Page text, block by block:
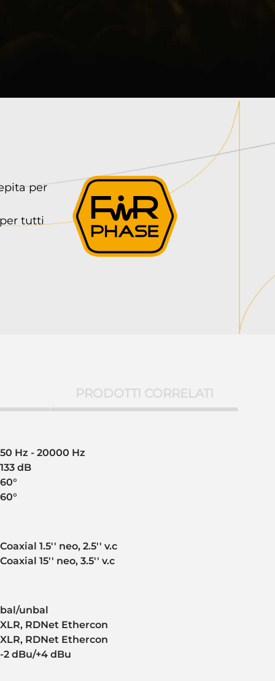
per
tutti
PRODOTTI CORRELATI
50 Hz - 20000 Hz
133 dB
60°
60°
Coaxial 1.5'' neo, 2.5'' v.c
Coaxial 15'' neo, 3.5'' v.c
bal/unbal
XLR, RDNet Ethercon
XLR, RDNet Ethercon
-2 dBu/+4 dBu